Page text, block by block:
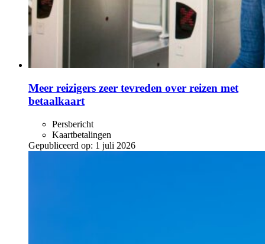
Meer reizigers zeer tevreden over reizen met
betaalkaart
Persbericht
Kaartbetalingen
Gepubliceerd op: 1 juli 2026